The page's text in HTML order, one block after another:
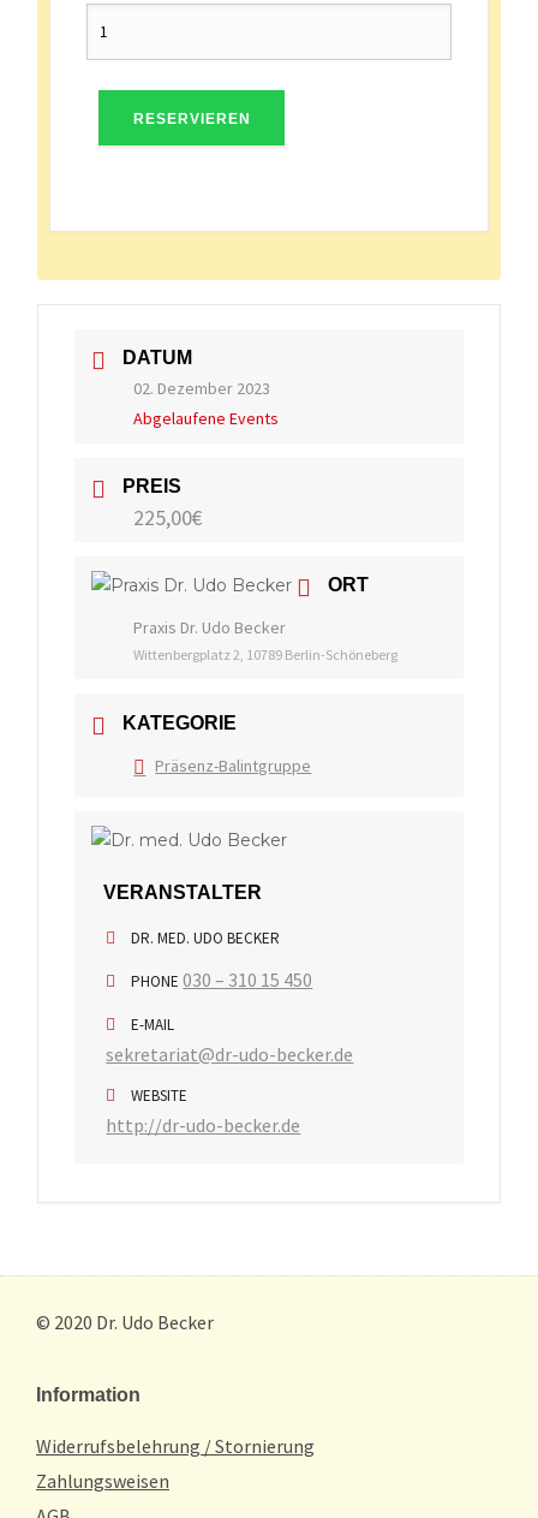
RESERVIEREN
DATUM
02. Dezember 2023
Abgelaufene Events
PREIS
225,00€
ORT
Praxis Dr. Udo Becker
Wittenbergplatz 2, 10789 Berlin-Schöneberg
KATEGORIE
Präsenz-Balintgruppe
VERANSTALTER
DR. MED. UDO BECKER
PHONE 030 – 310 15 450
E-MAIL
sekretariat@dr-udo-becker.de
WEBSITE
http://dr-udo-becker.de
© 2020 Dr. Udo Becker
Information
Widerrufsbelehrung / Stornierung
Zahlungsweisen